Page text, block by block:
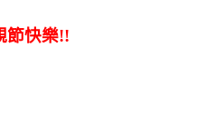
節快樂!!